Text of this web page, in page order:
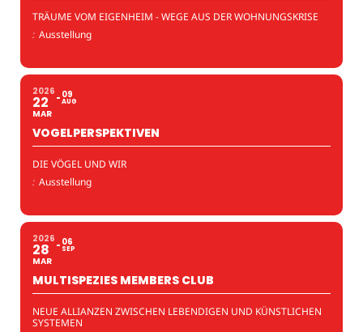
TRÄUME VOM EIGENHEIM - WEGE AUS DER WOHNUNGSKRISE
: Ausstellung
2026
22
MAR
09
AUG
VOGELPERSPEKTIVEN
DIE VÖGEL UND WIR
: Ausstellung
2026
28
MAR
06
SEP
MULTISPEZIES MEMBERS CLUB
NEUE ALLIANZEN ZWISCHEN LEBENDIGEN UND KÜNSTLICHEN
SYSTEMEN